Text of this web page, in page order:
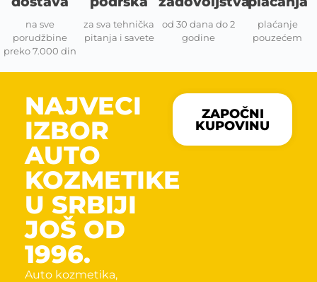
na sve
porudžbine
preko 7.000 din
za sva tehnička
pitanja i savete
od 30 dana do 2
godine
plaćanje
pouzećem
NAJVECI
IZBOR
AUTO
KOZMETIKE
U SRBIJI
JOŠ OD
1996.
Auto kozmetika,
ZAPOČNI
KUPOVINU